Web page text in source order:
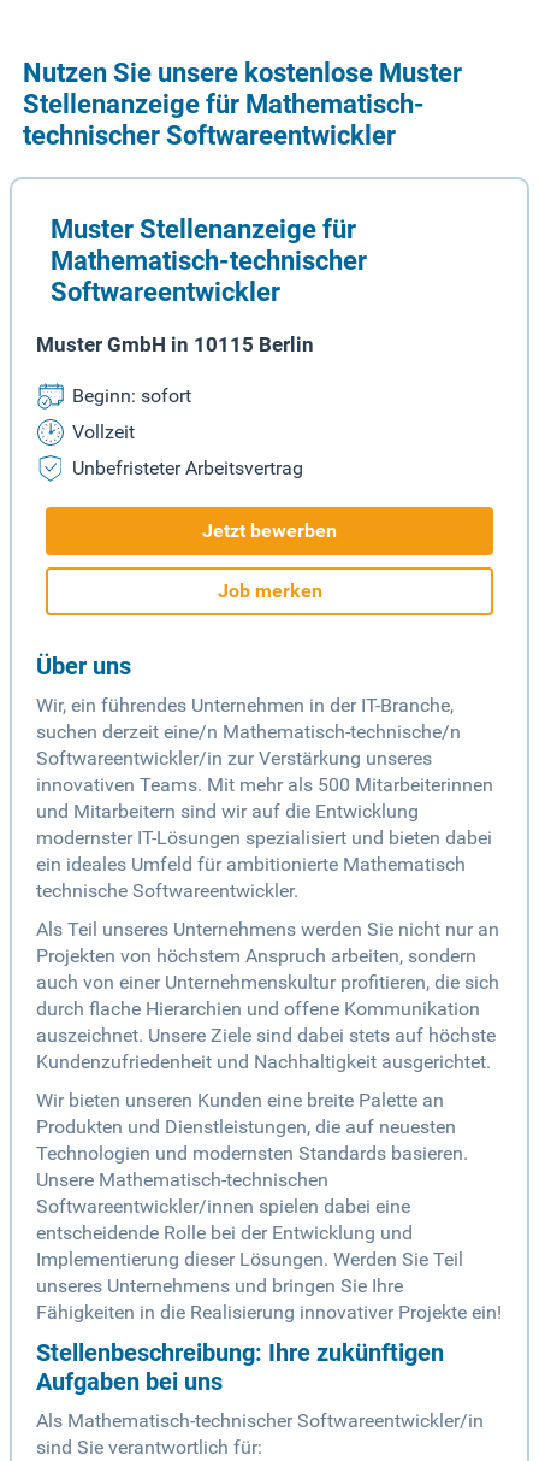
Nutzen Sie unsere kostenlose Muster
Stellenanzeige für Mathematisch-
technischer Softwareentwickler
Muster Stellenanzeige für
Mathematisch-technischer
Softwareentwickler
Muster GmbH in 10115 Berlin
Beginn: sofort
Vollzeit
Unbefristeter Arbeitsvertrag
Jetzt bewerben
Job merken
Über uns
Wir, ein führendes Unternehmen in der IT-Branche,
suchen derzeit eine/n Mathematisch-technische/n
Softwareentwickler/in zur Verstärkung unseres
innovativen Teams. Mit mehr als 500 Mitarbeiterinnen
und Mitarbeitern sind wir auf die Entwicklung
modernster IT-Lösungen spezialisiert und bieten dabei
ein ideales Umfeld für ambitionierte Mathematisch
technische Softwareentwickler.
Als Teil unseres Unternehmens werden Sie nicht nur an
Projekten von höchstem Anspruch arbeiten, sondern
auch von einer Unternehmenskultur profitieren, die sich
durch flache Hierarchien und offene Kommunikation
auszeichnet. Unsere Ziele sind dabei stets auf höchste
Kundenzufriedenheit und Nachhaltigkeit ausgerichtet.
Wir bieten unseren Kunden eine breite Palette an
Produkten und Dienstleistungen, die auf neuesten
Technologien und modernsten Standards basieren.
Unsere Mathematisch-technischen
Softwareentwickler/innen spielen dabei eine
entscheidende Rolle bei der Entwicklung und
Implementierung dieser Lösungen. Werden Sie Teil
unseres Unternehmens und bringen Sie Ihre
Fähigkeiten in die Realisierung innovativer Projekte ein!
Stellenbeschreibung: Ihre zukünftigen
Aufgaben bei uns
Als Mathematisch-technischer Softwareentwickler/in
sind Sie verantwortlich für: